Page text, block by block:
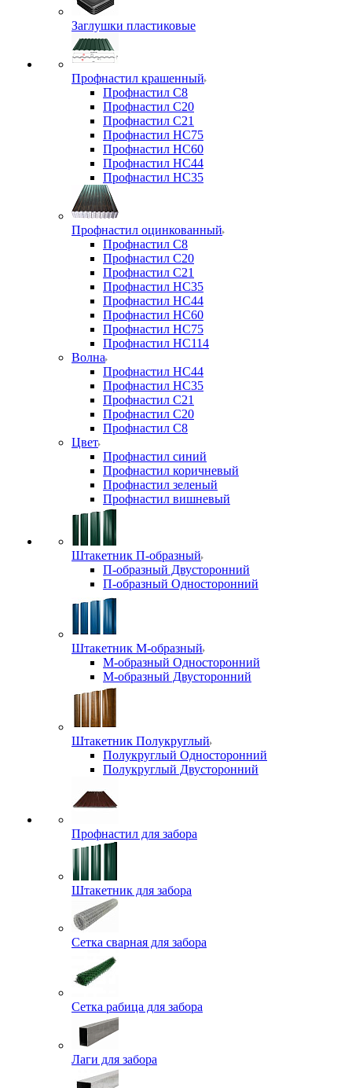
Заглушки пластиковые
Профнастил крашенный
Профнастил С8
Профнастил С20
Профнастил С21
Профнастил НС75
Профнастил НС60
Профнастил НС44
Профнастил НС35
Профнастил оцинкованный
Профнастил С8
Профнастил С20
Профнастил С21
Профнастил НС35
Профнастил НС44
Профнастил НС60
Профнастил НС75
Профнастил НС114
Волна
Профнастил НС44
Профнастил НС35
Профнастил С21
Профнастил С20
Профнастил С8
Цвет
Профнастил синий
Профнастил коричневый
Профнастил зеленый
Профнастил вишневый
Штакетник П-образный
П-образный Двусторонний
П-образный Односторонний
Штакетник М-образный
М-образный Односторонний
М-образный Двусторонний
Штакетник Полукруглый
Полукруглый Односторонний
Полукруглый Двусторонний
Профнастил для забора
Штакетник для забора
Сетка сварная для забора
Сетка рабица для забора
Лаги для забора